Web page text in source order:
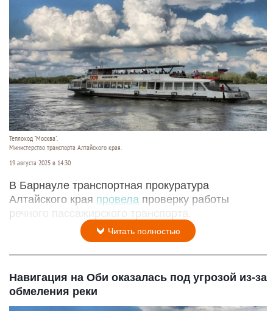
Теплоход "Москва".
Министерство транспорта Алтайского края.
19 августа 2025 в 14:30
В Барнауле транспортная прокуратура
Алтайского края провела проверку работы
речного пассажирского транспорта.
Читать полностью
Навигация на Оби оказалась под угрозой из-за
обмеления реки